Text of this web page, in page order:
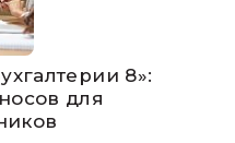
8»:
для